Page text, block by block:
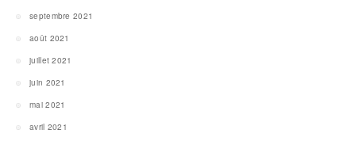
septembre 2021
août 2021
juillet 2021
juin 2021
mai 2021
avril 2021